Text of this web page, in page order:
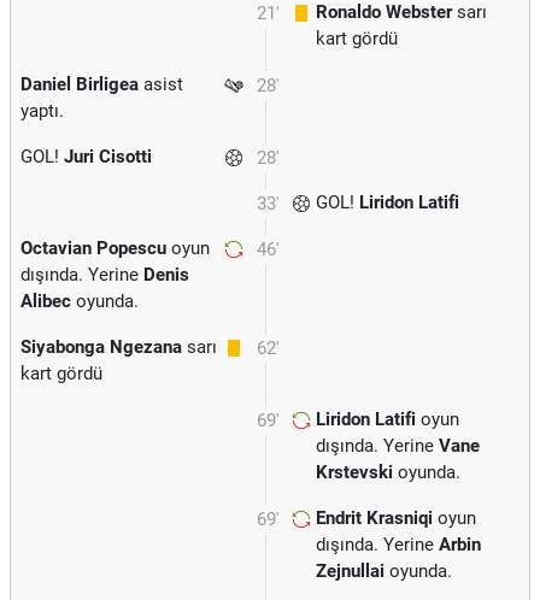
21' Ronaldo Webstersarı
kart gördü
28'
Daniel Birligea asist
yaptı.
28'
GOL! Juri Cisotti
33' GOL! Liridon Latifi
46'
Octavian Popescu oyun
dışında. Yerine Denis
Alibec oyunda.
62'
Siyabonga Ngezana sarı
kart gördü
69' Liridon Latifi oyun
dışında. Yerine Vane
Krstevski oyunda.
69' Endrit Krasniqi oyun
dışında. Yerine Arbin
Zejnullai oyunda.